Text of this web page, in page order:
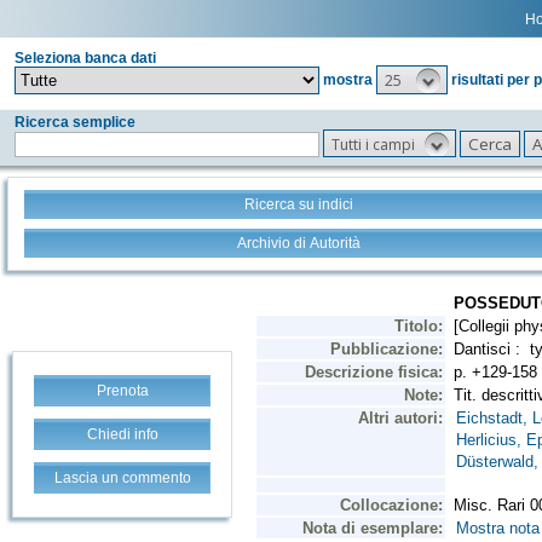
Seleziona banca dati
mostra
25 risultati per
Ricerca semplice
Tutti i campi
Ricerca su indici
Archivio di Autorità
Prenota
Chiedi info
Lascia un commento